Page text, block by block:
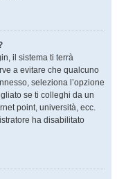
il sistema ti terrà
a evitare che qualcuno
seleziona l’opzione
se ti colleghi da un
point, università, ecc.
ha disabilitato